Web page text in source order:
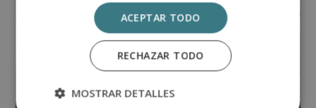
ACEPTAR TODO
RECHAZAR TODO
MOSTRAR DETALLES